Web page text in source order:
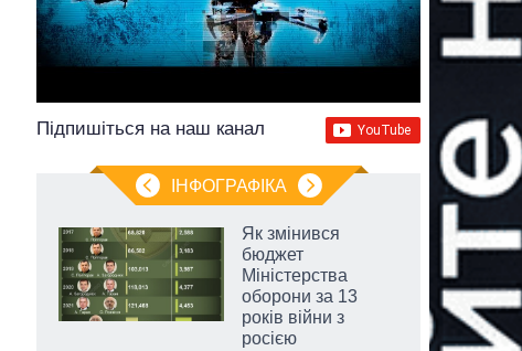
Підпишіться на наш канал
ІНФОГРАФІКА
Як змінився
бюджет
Міністерства
оборони за 13
років війни з
росією